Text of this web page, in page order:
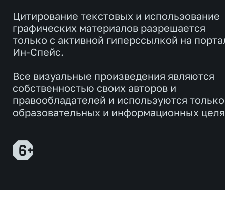
Цитирование текстовых и использование
графических материалов разрешается
только с активной гиперссылкой на
Ин-Спейс.
Все визуальные произведения являются
собственностью своих авторов и
правообладателей и используются
образовательных и информационных